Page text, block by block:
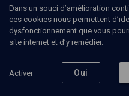
et ses
nouveaux
défis
(6/8)
Idées neuves pour une
meilleure démocratie
Dans un souci d’amélioration
ces cookies nous permettent
dysfonctionnement que vous
site internet et d’y remédier.
Activer Oui